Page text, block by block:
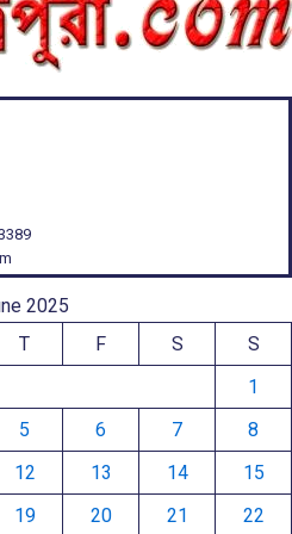
2025
T F S
S
1
5 6 7
8
12 13 14
15
19 20 21
22